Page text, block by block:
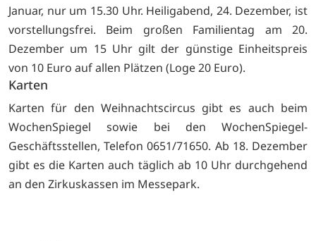
Januar, nur um 15.30 Uhr. Heiligabend, 24. Dezember, ist
vorstellungsfrei. Beim großen Familientag am 20.
Dezember um 15 Uhr gilt der günstige Einheitspreis
von 10 Euro auf allen Plätzen (Loge 20 Euro).
Karten
Karten für den Weihnachtscircus gibt es auch beim
WochenSpiegel sowie bei den WochenSpiegel-
Geschäftsstellen, Telefon 0651/71650. Ab 18. Dezember
gibt es die Karten auch täglich ab 10 Uhr durchgehend
an den Zirkuskassen im Messepark.